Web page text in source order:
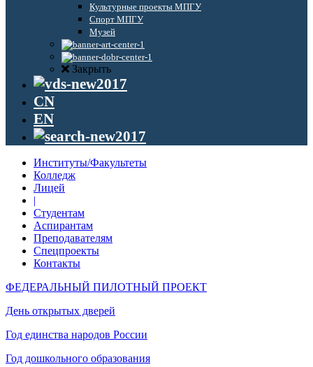
Культурные проекты МПГУ
Спорт МПГУ
Музей
Закрыть
CN
EN
Институты/Факультеты
Колледж
Лицей
|
Студентам
Аспирантам
Преподавателям
Спецпроекты
Контакты
ФЕДЕРАЛЬНЫЙ ПИЛОТНЫЙ ПРОЕКТ
День открытых дверей
Год единства народов России
Год дошкольного образования